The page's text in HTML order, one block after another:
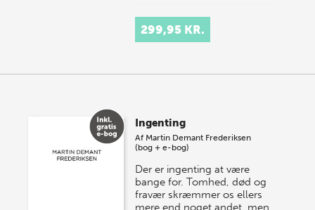
299,95 KR.
Ingenting
Af Martin Demant Frederiksen
(bog + e-bog)
Der er ingenting at være
bange for. Tomhed, død og
fravær skræmmer os ellers
mere end noget andet, men